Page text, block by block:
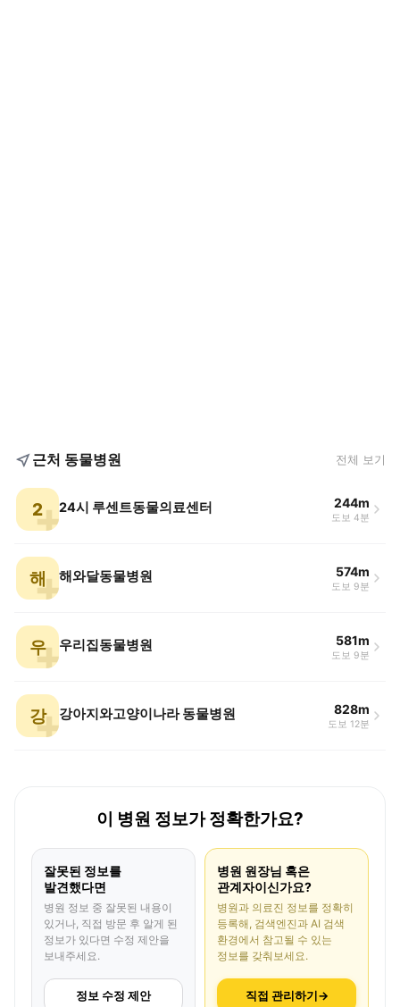
근처 동물병원 전체 보기
2 24시 루센트동물의료센터 244m
도보 4분
해 해와달동물병원 574m
도보 9분
우 우리집동물병원 581m
도보 9분
강 강아지와고양이나라 동물병원 828m
도보 12분
이 병원 정보가 정확한가요?
잘못된 정보를
발견했다면
병원 정보 중 잘못된 내용이
있거나, 직접 방문 후 알게 된
정보가 있다면 수정 제안을
보내주세요.
정보 수정 제안
병원 원장님 혹은
관계자이신가요?
병원과 의료진 정보를 정확히
등록해, 검색엔진과 AI 검색
환경에서 참고될 수 있는
정보를 갖춰보세요.
직접 관리하기→